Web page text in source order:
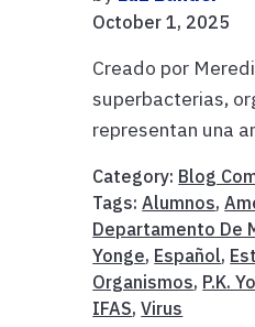
October 1, 2025
Creado por
superbacterias,
representan una
Category: Blog
Tags:Alumnos,
Departamento De
Yonge, Español,
Organismos, P.K.
IFAS,Virus